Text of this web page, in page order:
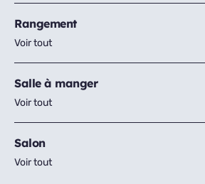
Rangement
Voir tout
Salle à manger
Voir tout
Salon
Voir tout